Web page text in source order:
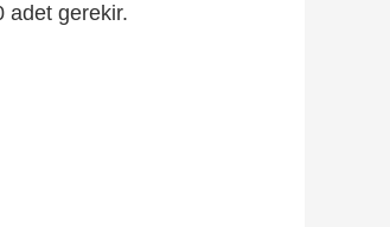
adet gerekir.